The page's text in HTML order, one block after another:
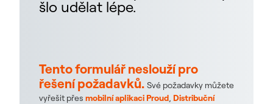
šlo udělat lépe.
Tento formulář neslouží pro
řešení požadavků. Své požadavky můžete
vyřešit přes mobilní aplikaci Proud, Distribuční